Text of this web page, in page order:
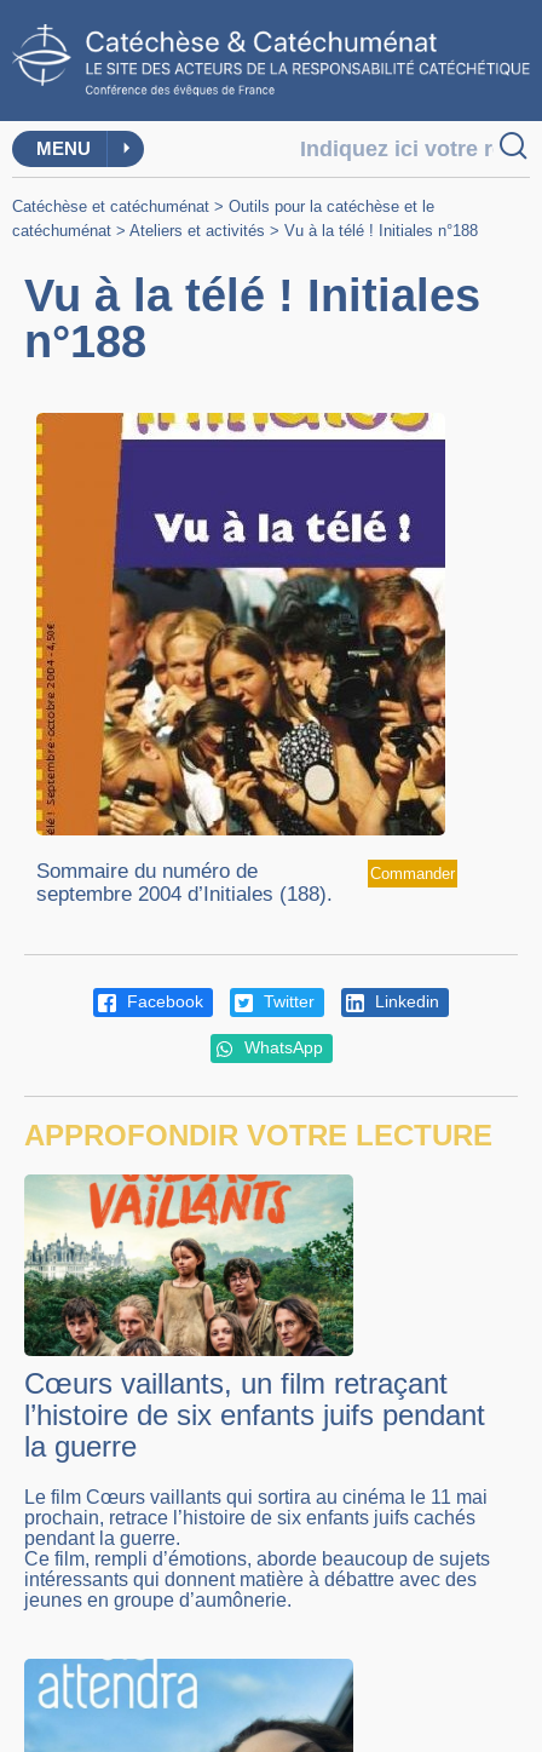
MENU
Catéchèse et catéchuménat > Outils pour la catéchèse et le
catéchuménat > Ateliers et activités > Vu à la télé ! Initiales n°188
Vu à la télé ! Initiales
n°188
Commander
Sommaire du numéro de
septembre 2004 d’Initiales (188).
Facebook Twitter Linkedin
WhatsApp
APPROFONDIR VOTRE LECTURE
Cœurs vaillants, un film retraçant
l’histoire de six enfants juifs pendant
la guerre
Le film Cœurs vaillants qui sortira au cinéma le 11 mai
prochain, retrace l’histoire de six enfants juifs cachés
pendant la guerre.
Ce film, rempli d’émotions, aborde beaucoup de sujets
intéressants qui donnent matière à débattre avec des
jeunes en groupe d’aumônerie.